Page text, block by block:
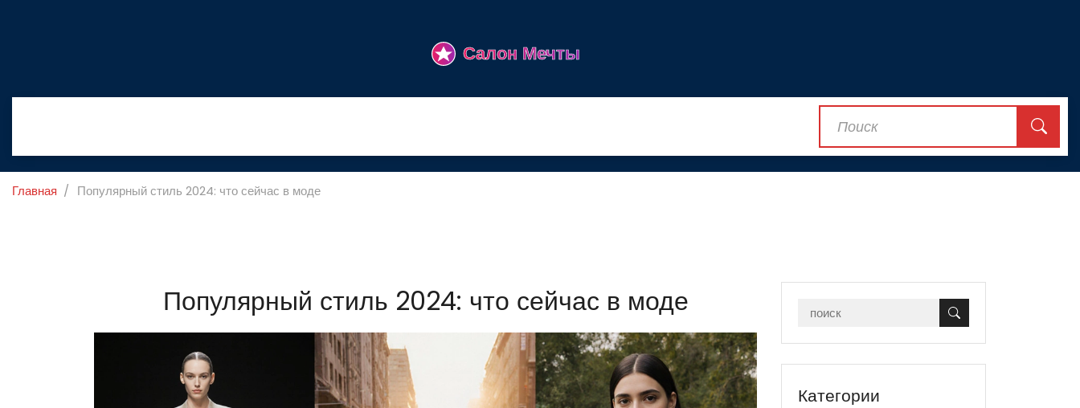
Главная Популярный стиль 2024: что сейчас в моде
Популярный стиль 2024: что сейчас в моде
Категории